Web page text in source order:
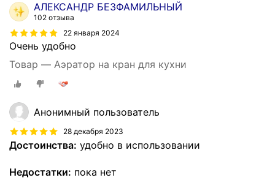
АЛЕКСАНДР БЕЗФАМИЛЬНЫЙ
102 отзыва
22 января 2024
Очень удобно
Товар — Аэратор на кран для кухни
Анонимный пользователь
28 декабря 2023
Достоинства: удобно в использовании
Недостатки: пока нет